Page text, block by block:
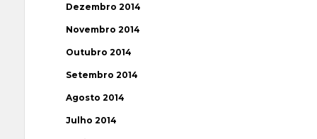
Dezembro 2014
Novembro 2014
Outubro 2014
Setembro 2014
Agosto 2014
Julho 2014